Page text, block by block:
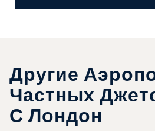
Другие
Частных
С Лондон